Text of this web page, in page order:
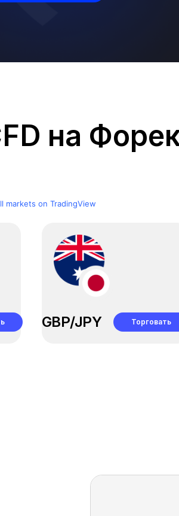
на
markets on TradingView
GBP/JPY
Торговать